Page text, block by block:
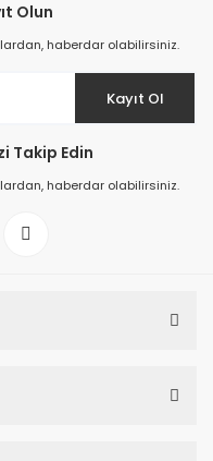
Olun
haberdar olabilirsiniz.
Kayıt Ol
Takip Edin
haberdar olabilirsiniz.